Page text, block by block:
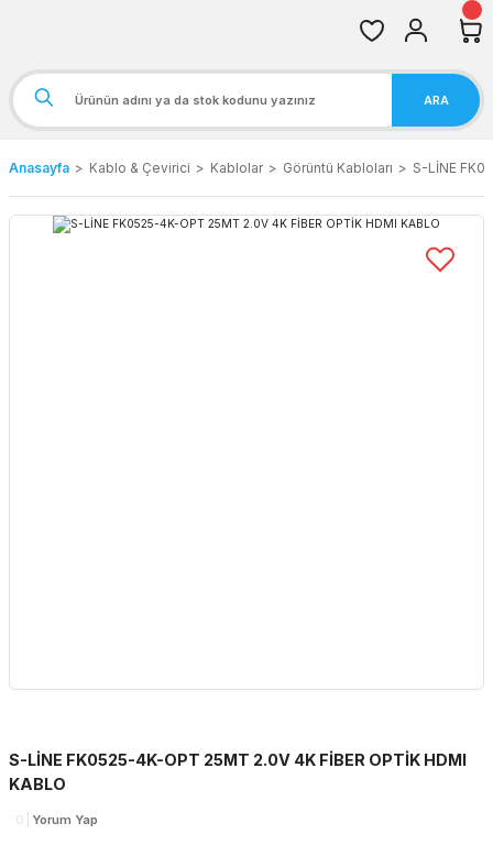
ARA
Anasayfa Kablo & Çevirici Kablolar Görüntü Kabloları S-LİNE
S-LİNE FK0525-4K-OPT 25MT 2.0V 4K FİBER OPTİK HDMI
KABLO
0 Yorum Yap